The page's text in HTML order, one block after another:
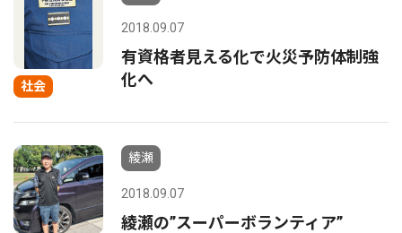
社会
2018.09.07
有資格者見える化で火災予防体制強
化へ
綾瀬
2018.09.07
綾瀬の”スーパーボランティア”